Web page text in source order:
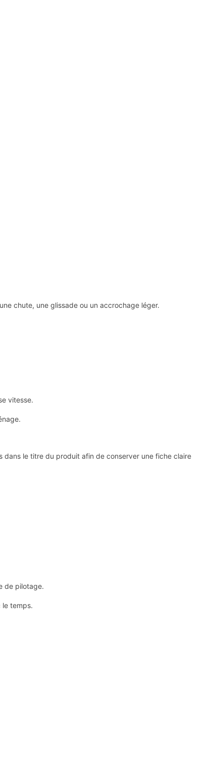
chute, une glissade ou un accrochage léger.
vitesse.
dans le titre du produit afin de conserver une fiche claire
de pilotage.
le temps.